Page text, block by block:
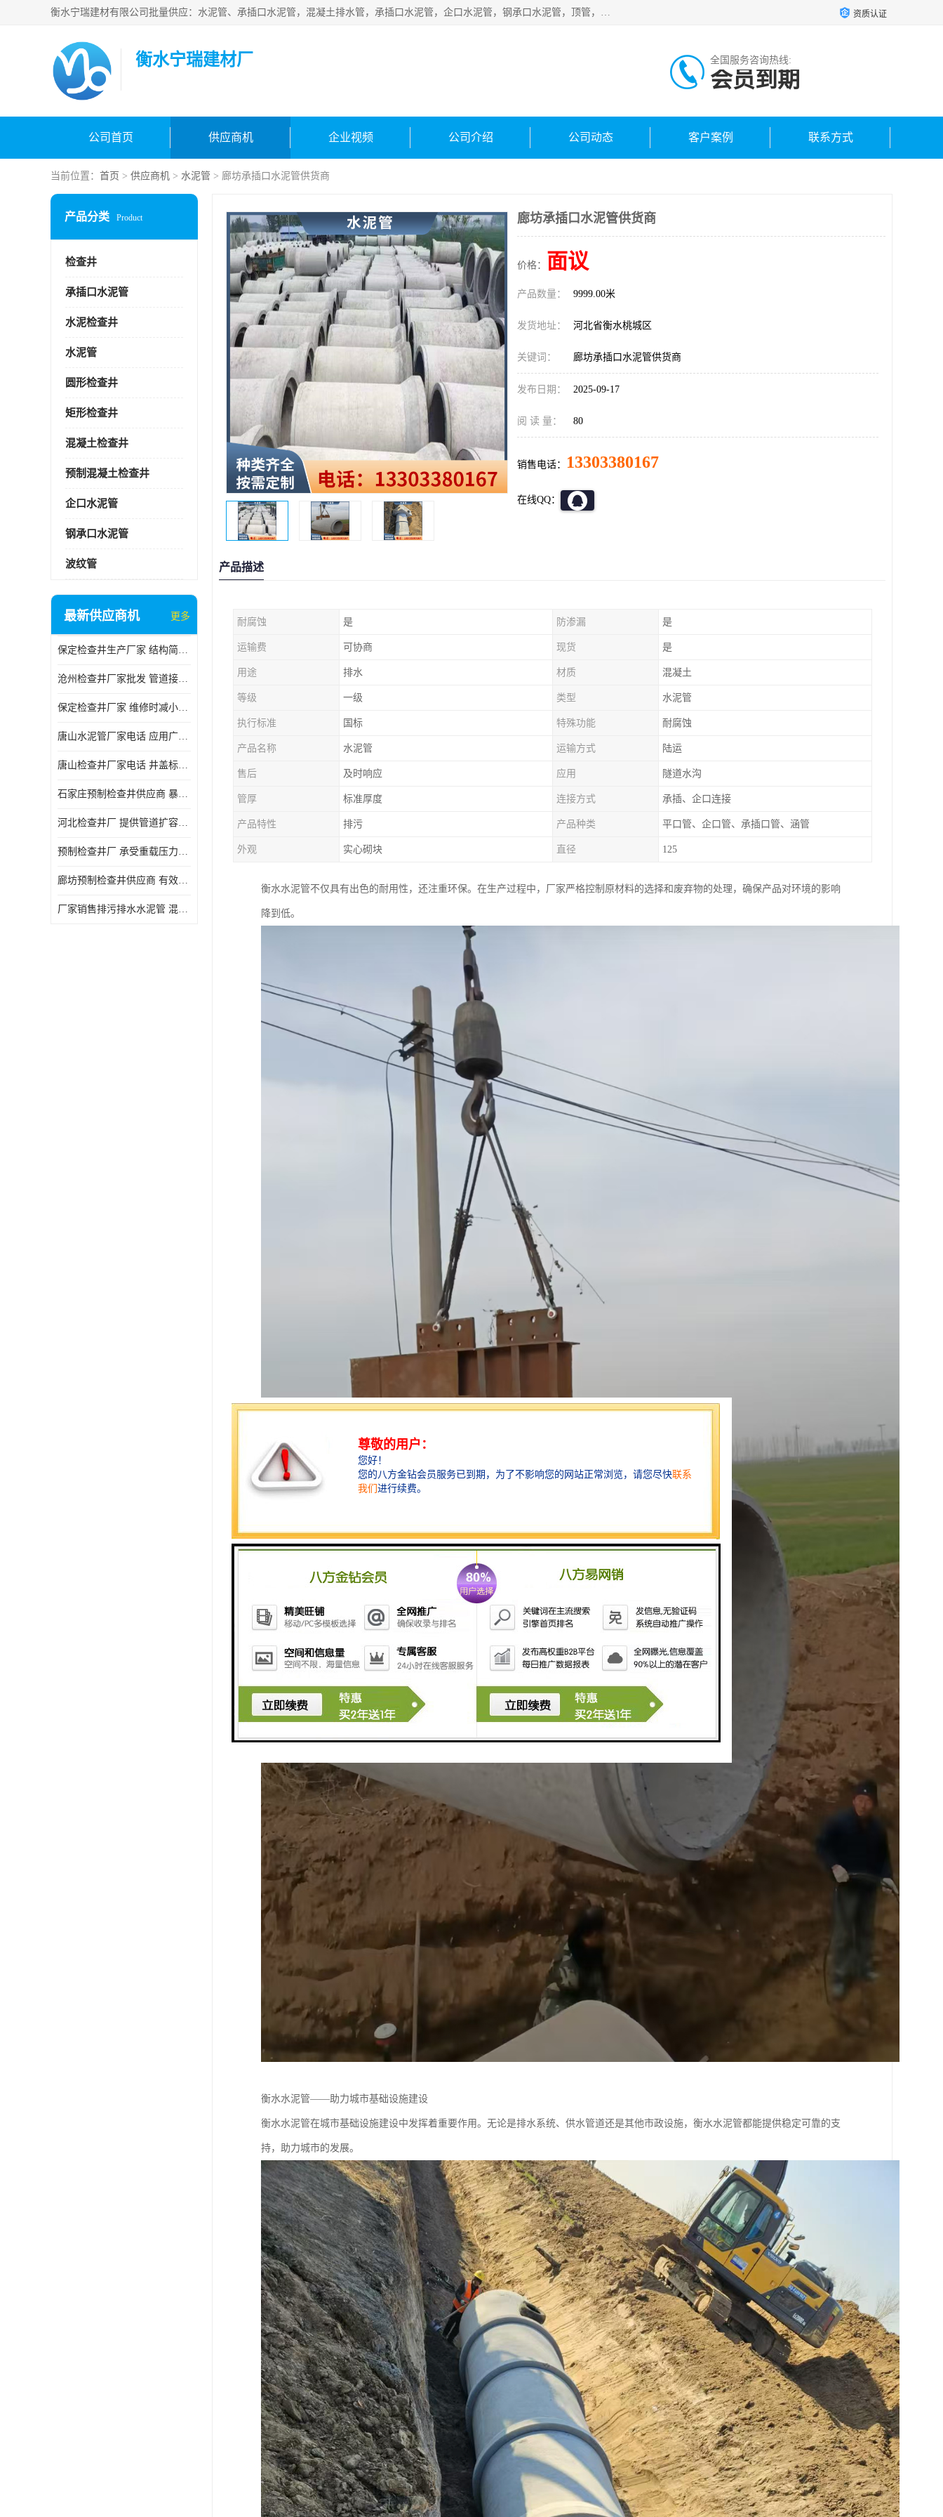
衡水宁瑞建材有限公司批量供应：水泥管、承插口水泥管，混凝土排水管，承插口水泥管，企口水泥管，钢承口水泥管，顶管，平口水泥管，水泥检查井，混凝土检查井，预制混凝土检查井，矩形检查井，圆形检查井等产品。 资质认证
衡水宁瑞建材厂 全国服务咨询热线:
会员到期
公司首页 供应商机 企业视频 公司介绍 公司动态 客户案例 联系方式
当前位置： 首页 > 供应商机 > 水泥管 > 廊坊承插口水泥管供货商
产品分类 Product
检查井
承插口水泥管
水泥检查井
水泥管
圆形检查井
矩形检查井
混凝土检查井
预制混凝土检查井
企口水泥管
钢承口水泥管
波纹管
最新供应商机 更多
保定检查井生产厂家 结构简单易于安装
沧州检查井厂家批发 管道接口密封良好
保定检查井厂家 维修时减小交通影响
唐山水泥管厂家电话 应用广泛领域多样
唐山检查井厂家电话 井盖标识清晰无误
石家庄预制检查井供应商 暴雨季节排水畅通
河北检查井厂 提供管道扩容接口
预制检查井厂 承受重载压力稳定
廊坊预制检查井供应商 有效引导分流雨水
厂家销售排污排水水泥管 混凝土钢筋水泥管 承插式混凝土排水管
廊坊承插口水泥管供货商
价格： 面议
产品数量： 9999.00米
发货地址： 河北省衡水桃城区
关键词： 廊坊承插口水泥管供货商
发布日期： 2025-09-17
阅 读 量： 80
销售电话： 13303380167
在线QQ：
产品描述
耐腐蚀 是 防渗漏 是
运输费 可协商 现货 是
用途 排水 材质 混凝土
等级 一级 类型 水泥管
执行标准 国标 特殊功能 耐腐蚀
产品名称 水泥管 运输方式 陆运
售后 及时响应 应用 隧道水沟
管厚 标准厚度 连接方式 承插、企口连接
产品特性 排污 产品种类 平口管、企口管、承插口管、涵管
外观 实心砌块 直径 125
衡水水泥管不仅具有出色的耐用性，还注重环保。在生产过程中，厂家严格控制原材料的选择和废弃物的处理，确保产品对环境的影响
降到低。
衡水水泥管——助力城市基础设施建设
衡水水泥管在城市基础设施建设中发挥着重要作用。无论是排水系统、供水管道还是其他市政设施，衡水水泥管都能提供稳定可靠的支
持，助力城市的发展。